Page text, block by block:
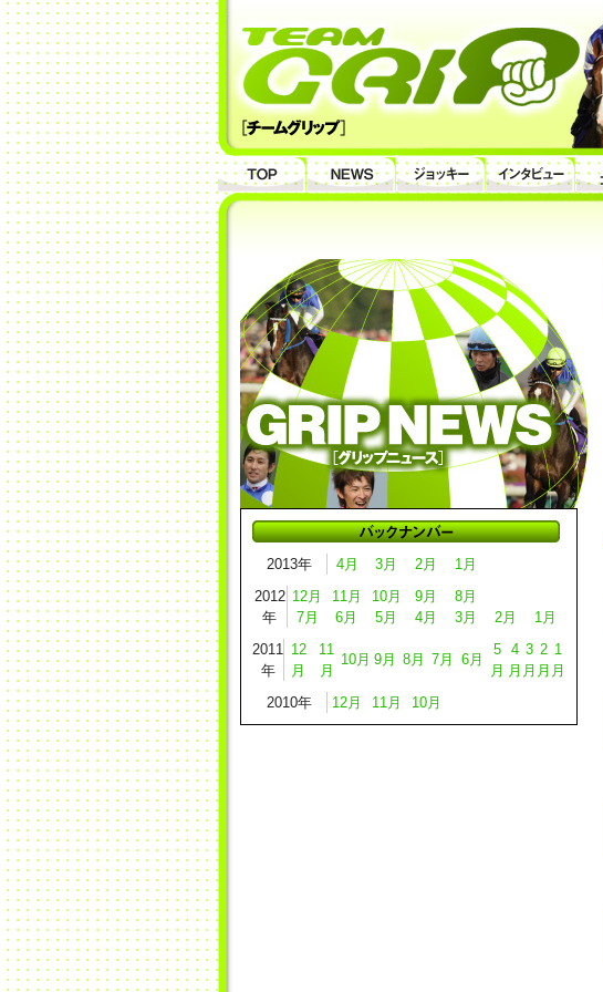
2013年 4月 3月 2月
1月
2012
年
12月 11月 10月 9月
8月
7月
6月 5月 4月 3月 2月
1月
2011
年
12
月
11
月
10月 9月 8月 7月 6月
5
月
4
月
3
月
2
月
1
月
2010年
12月 11月 10月